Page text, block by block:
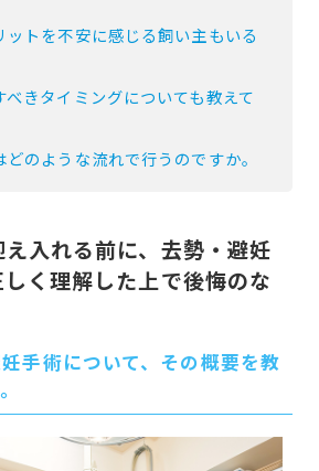
ットを不安に感じる飼い主もいる
べきタイミングについても教えて
のような流れで行うのですか。
入れる前に、去勢・避妊
く理解した上で後悔のな
手術について、その概要を教